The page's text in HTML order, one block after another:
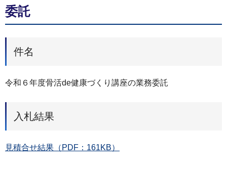
委託
件名
令和６年度骨活de健康づくり講座の業務委託
入札結果
見積合せ結果（PDF：161KB）